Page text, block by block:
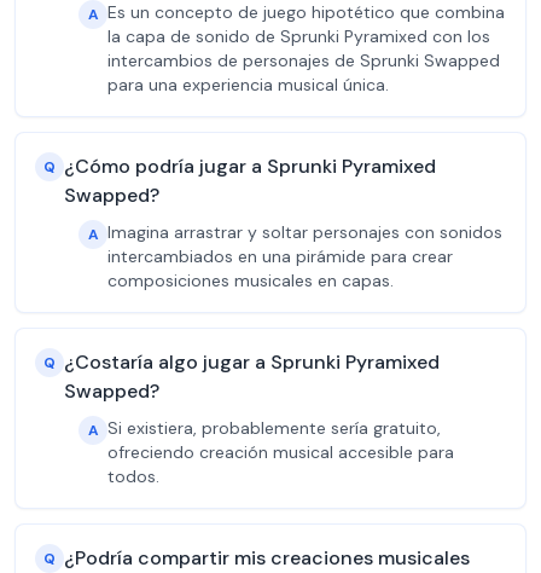
A Es un concepto de juego hipotético que combina
la capa de sonido de Sprunki Pyramixed con los
intercambios de personajes de Sprunki Swapped
para una experiencia musical única.
Q ¿Cómo podría jugar a Sprunki Pyramixed
Swapped?
A Imagina arrastrar y soltar personajes con sonidos
intercambiados en una pirámide para crear
composiciones musicales en capas.
Q ¿Costaría algo jugar a Sprunki Pyramixed
Swapped?
A Si existiera, probablemente sería gratuito,
ofreciendo creación musical accesible para
todos.
Q ¿Podría compartir mis creaciones musicales